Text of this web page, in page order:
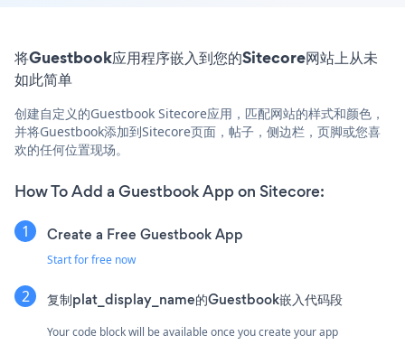
将Guestbook应用程序嵌入到您的Sitecore网站上从未
如此简单
创建自定义的Guestbook Sitecore应用，匹配网站的样式和颜色，
并将Guestbook添加到Sitecore页面，帖子，侧边栏，页脚或您喜
欢的任何位置现场。
How To Add a Guestbook App on Sitecore:
Create a Free Guestbook App
Start for free now
复制plat_display_name的Guestbook嵌入代码段
Your code block will be available once you create your app